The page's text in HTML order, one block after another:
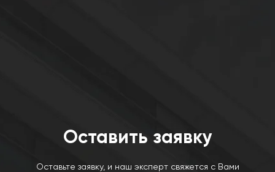
Оставить заявку
Оставьте заявку, и наш эксперт свяжется с Вами